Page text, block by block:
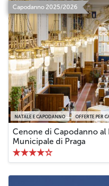
Capodanno 2025/2026
NATALE E CAPODANNO OFFERTE PER
Cenone di Capodanno al
Municipale di Praga